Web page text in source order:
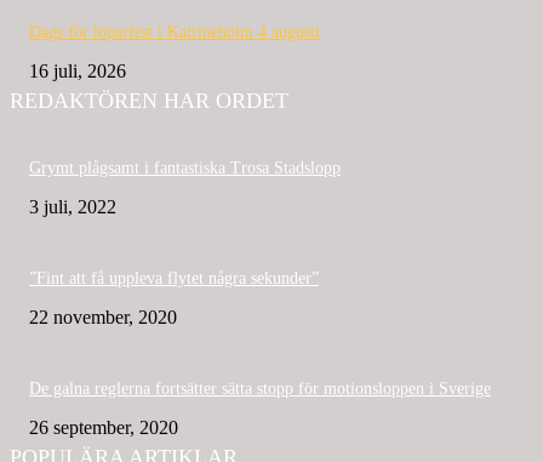
Dags för löparfest i Katrineholm 4 augusti
16 juli, 2026
REDAKTÖREN HAR ORDET
Grymt plågsamt i fantastiska Trosa Stadslopp
3 juli, 2022
”Fint att få uppleva flytet några sekunder”
22 november, 2020
De galna reglerna fortsätter sätta stopp för motionsloppen i Sverige
26 september, 2020